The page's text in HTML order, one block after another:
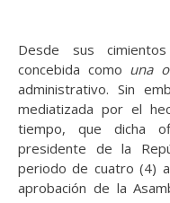
Desde sus
concebida como una
administrativo. Sin
mediatizada por el
tiempo, que dicha
presidente de la
periodo de cuatro (4)
aprobación de la